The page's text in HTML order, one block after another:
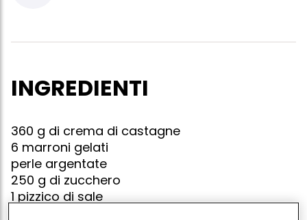
INGREDIENTI
360 g di crema di castagne
6 marroni gelati
perle argentate
250 g di zucchero
1 pizzico di sale